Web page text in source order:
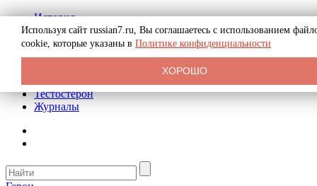
История
Биография
Криминал
Реклама на сайте
Тестостерон
Журналы
Используя сайт russian7.ru, Вы соглашаетесь с использованием
cookie, которые указаны в Политике конфиденциальности
ХОРОШО